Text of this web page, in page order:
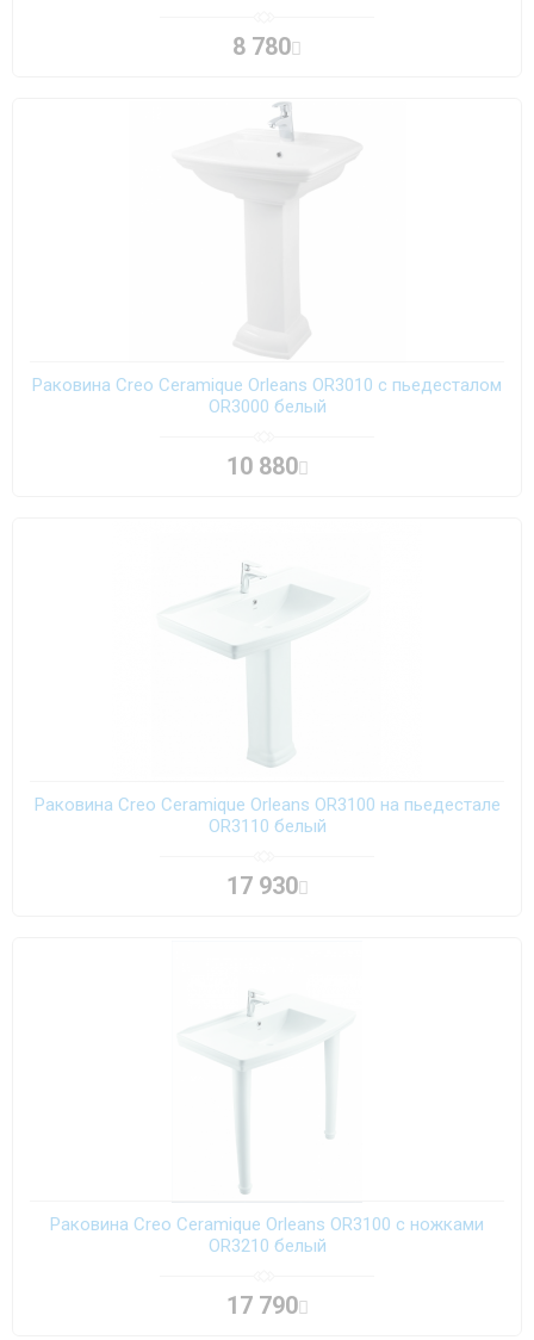
8 780
Раковина Creo Ceramique Orleans OR3010 с пьедесталом
OR3000 белый
10 880
Раковина Creo Ceramique Orleans OR3100 на пьедестале
OR3110 белый
17 930
Раковина Creo Ceramique Orleans OR3100 с ножками
OR3210 белый
17 790